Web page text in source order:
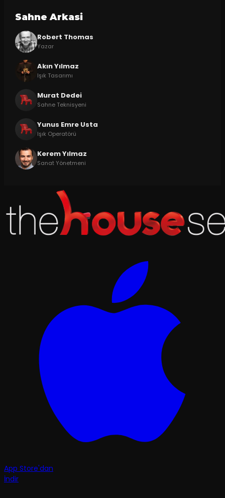
Sahne Arkasi
Robert Thomas
Yazar
Akın Yılmaz
Işık Tasarımı
Murat Dedei
Sahne Teknisyeni
Yunus Emre Usta
Işık Operatörü
Kerem Yılmaz
Sanat Yönetmeni
App Store'dan
İndir